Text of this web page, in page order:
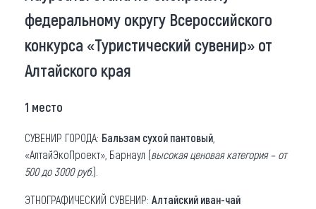
федеральному округу Всероссийского
конкурса «Туристический сувенир» от
Алтайского края
1 место
СУВЕНИР ГОРОДА: Бальзам сухой пантовый
«АлтайЭкоПроект», Барнаул (высокая ценовая категория – от
500 до 3000 руб.).
ЭТНОГРАФИЧЕСКИЙ СУВЕНИР: Алтайский иван-чай